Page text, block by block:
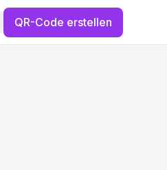
QR-Code erstellen